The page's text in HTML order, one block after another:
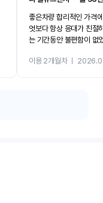
좋은차량 합리적인 가격
엇보다 항상 응대가 친절
는 기간동안 불편함이 없
카 렌트 고민없이 강추합
이용 2개월차ㅣ